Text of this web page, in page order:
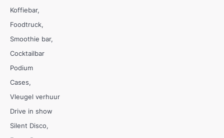
Koffiebar
Foodtruck
Smoothie bar
Cocktailbar
Podium
Cases
Vleugel verhuur
Drive in show
Silent Disco